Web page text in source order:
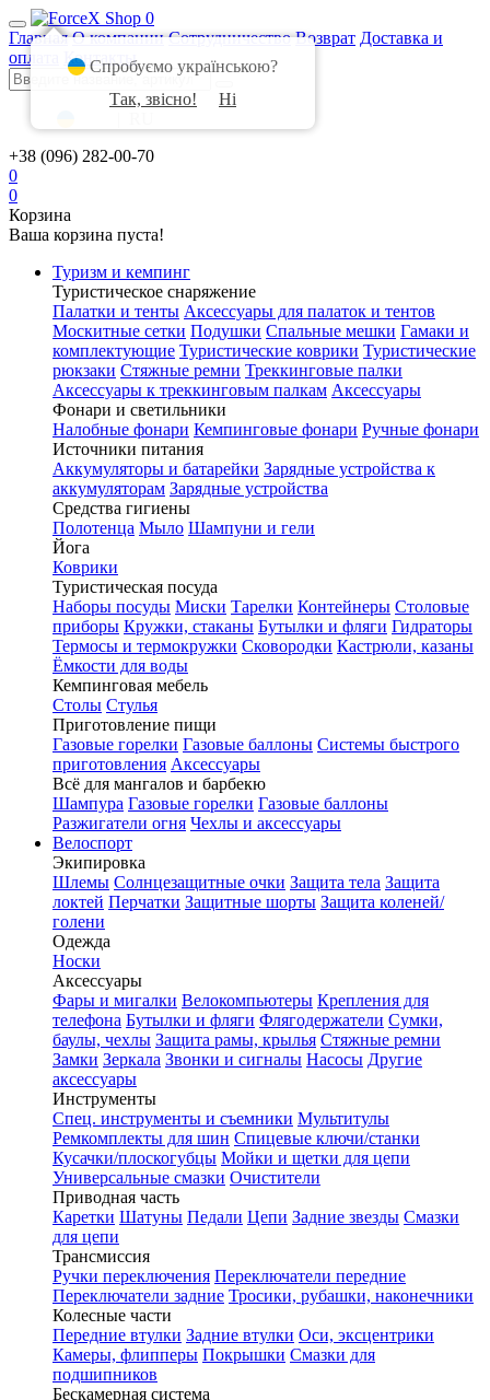
0
Главная О компании Сотрудничество Возврат Доставка и
оплата
Контакты
+38 (096) 282-00-70
0
0
Корзина
Ваша корзина пуста!
Туризм и кемпинг
Туристическое снаряжение
Палатки и тенты Аксессуары для палаток и тентов
Москитные сетки Подушки Спальные мешки Гамаки и
комплектующие Туристические коврики Туристические
рюкзаки Стяжные ремни Треккинговые палки
Аксессуары к треккинговым палкам Аксессуары
Фонари и светильники
Налобные фонари Кемпинговые фонари Ручные фонари
Источники питания
Аккумуляторы и батарейки Зарядные устройства к
аккумуляторам Зарядные устройства
Средства гигиены
Полотенца Мыло Шампуни и гели
Йога
Коврики
Туристическая посуда
Наборы посуды Миски Тарелки Контейнеры Столовые
приборы Кружки, стаканы Бутылки и фляги Гидраторы
Термосы и термокружки Сковородки Кастрюли, казаны
Ёмкости для воды
Кемпинговая мебель
Столы Стулья
Приготовление пищи
Газовые горелки Газовые баллоны Системы быстрого
приготовления Аксессуары
Всё для мангалов и барбекю
Шампура Газовые горелки Газовые баллоны
Разжигатели огня Чехлы и аксессуары
Велоспорт
Экипировка
Шлемы Солнцезащитные очки Защита тела Защита
локтей Перчатки Защитные шорты Защита коленей/
голени
Одежда
Носки
Аксессуары
Фары и мигалки Велокомпьютеры Крепления для
телефона Бутылки и фляги Флягодержатели Сумки,
баулы, чехлы Защита рамы, крылья Стяжные ремни
Замки Зеркала Звонки и сигналы Насосы Другие
аксессуары
Инструменты
Спец. инструменты и съемники Мультитулы
Ремкомплекты для шин Спицевые ключи/станки
Кусачки/плоскогубцы Мойки и щетки для цепи
Универсальные смазки Очистители
Приводная часть
Каретки Шатуны Педали Цепи Задние звезды Смазки
для цепи
Трансмиссия
Ручки переключения Переключатели передние
Переключатели задние Тросики, рубашки, наконечники
Колесные части
Передние втулки Задние втулки Оси, эксцентрики
Камеры, флипперы Покрышки Смазки для
подшипников
Бескамерная система
Спробуємо українською?
Так, звісно!
Ні